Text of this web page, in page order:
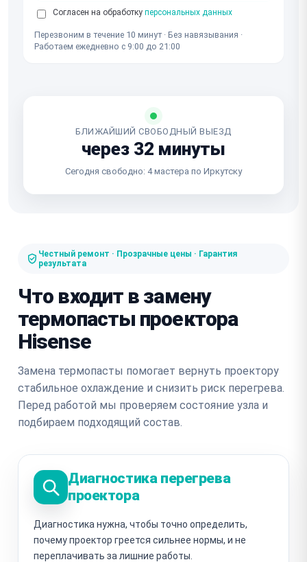
Согласен на обработку персональных данных
Перезвоним в течение 10 минут · Без навязывания ·
Работаем ежедневно с 9:00 до 21:00
БЛИЖАЙШИЙ СВОБОДНЫЙ ВЫЕЗД
через 32 минуты
Сегодня свободно: 4 мастера по Иркутску
Честный ремонт · Прозрачные цены · Гарантия
результата
Что входит в замену
термопасты проектора
Hisense
Замена термопасты помогает вернуть проектору
стабильное охлаждение и снизить риск перегрева.
Перед работой мы проверяем состояние узла и
подбираем подходящий состав.
Диагностика перегрева
проектора
Диагностика нужна, чтобы точно определить,
почему проектор греется сильнее нормы, и не
переплачивать за лишние работы.